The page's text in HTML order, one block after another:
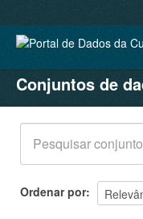
CONJUNTOS DE
ORGANIZAÇÕES
GRUPOS
SOBRE
Conjuntos de
Ordenar por